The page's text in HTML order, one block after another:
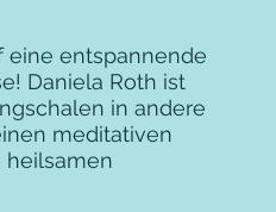
eine entspannende
Daniela Roth ist
in andere
meditativen
heilsamen